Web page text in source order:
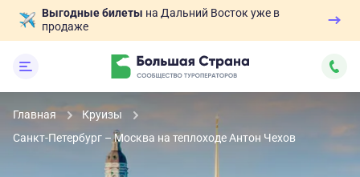
Выгодные билеты на Дальний Восток уже в
продаже
Главная
Круизы
Санкт-Петербург – Москва на теплоходе Антон Чехов